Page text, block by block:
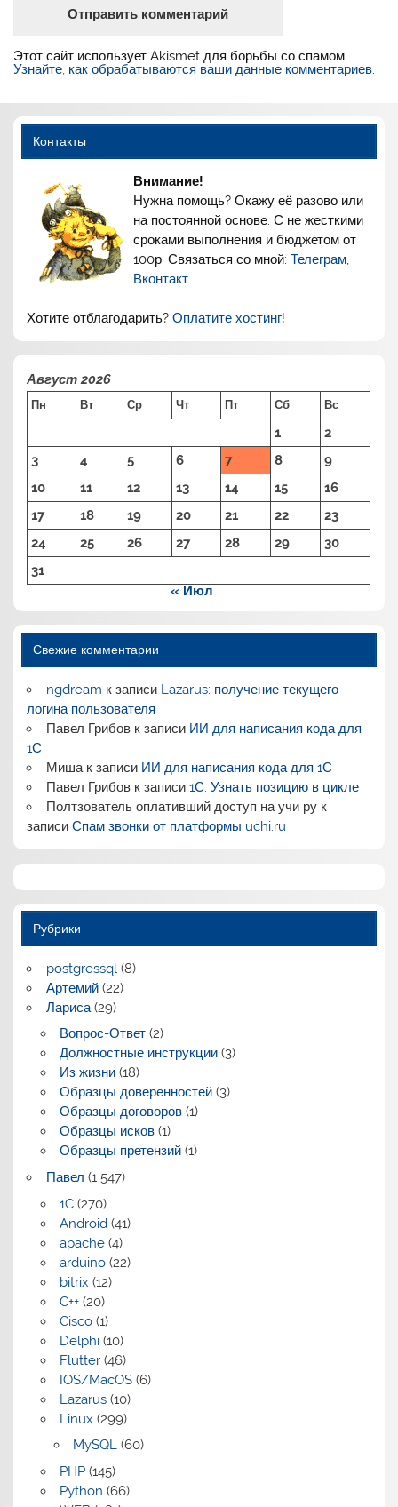
Этот сайт использует Akismet для борьбы со спамом.
Узнайте, как обрабатываются ваши данные комментариев.
Контакты
Внимание!
Нужна помощь? Окажу её разово или
на постоянной основе. С не жесткими
сроками выполнения и бюджетом от
100р. Связаться со мной:Телеграм,
Вконтакт
Хотите отблагодарить?Оплатите хостинг!
Август 2026
Пн Вт Ср Чт Пт Сб Вс
1
2
3
4 5 6 7 8
9
10
11 12 13 14 15
16
17
18 19 20 21 22
23
24
25 26 27 28 29
30
31
« Июл
Свежие комментарии
ngdream к записи Lazarus: получение текущего
логина пользователя
Павел Грибовк записи ИИ для написания кода для
1С
Мишак записи ИИ для написания кода для 1С
Павел Грибовк записи 1С: Узнать позицию в цикле
Полтзователь оплативший доступ на учи рук
записиСпам звонки от платформы uchi.ru
Рубрики
postgressql(8)
Артемий(22)
Лариса(29)
Вопрос-Ответ(2)
Должностные инструкции(3)
Из жизни(18)
Образцы доверенностей(3)
Образцы договоров(1)
Образцы исков(1)
Образцы претензий(1)
Павел (1 547)
1C(270)
Android(41)
apache(4)
arduino(22)
bitrix (12)
C++(20)
Cisco(1)
Delphi(10)
Flutter(46)
IOS/MacOS(6)
Lazarus(10)
Linux (299)
MySQL(60)
PHP(145)
Python (66)